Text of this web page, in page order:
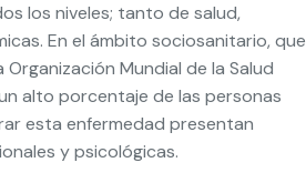
los niveles; tanto de salud,
En el ámbito sociosanitario, que
Mundial de la Salud
alto porcentaje de las personas
esta enfermedad presentan
y psicológicas.